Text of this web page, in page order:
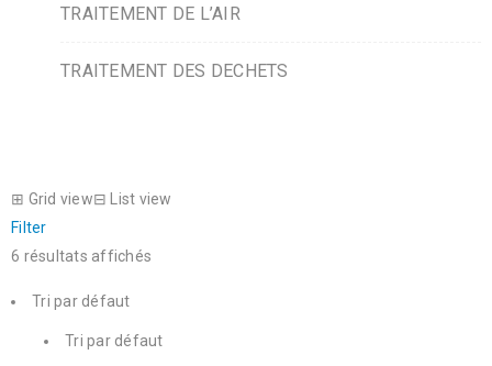
TRAITEMENT DE L’AIR
TRAITEMENT DES DECHETS
⊞ Grid view⊟
List view
Filter
6 résultats affichés
Tri par défaut
Tri par défaut